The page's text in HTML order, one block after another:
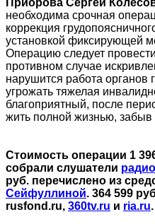
необходима срочная
коррекция
установкой фиксирующей
Операцию следует
противном случае
нарушится работа органов
угрожать тяжелая
благоприятный, после
жить полной жизнью, забыв
Стоимость операции 1
собрали слушатели
руб. перечислено из
Сейфуллиной. 364 599
rusfond.ru, 360tv.ru и ria.ru.